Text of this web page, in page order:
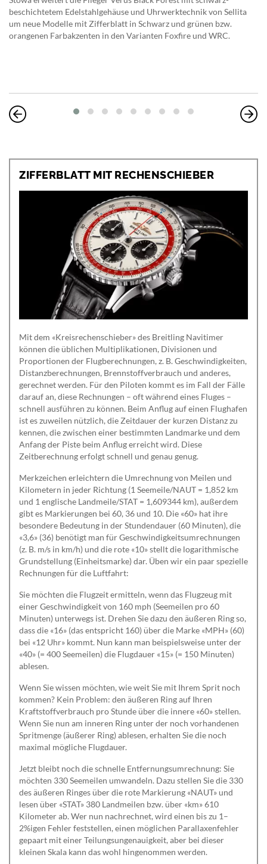
beschichtetem Edelstahlgehäuse und Uhrwerktechnik von Sellita
um neue Modelle mit Zifferblatt in Schwarz und grünen bzw.
orangenen Farbakzenten in den Varianten Foxfire und WRC.
ZIFFERBLATT MIT RECHENSCHIEBER
Mit dem «Kreisrechenschieber» des Breitling Navitimer
können die üblichen Multiplikationen, Divisionen und
Proportionen der Flugberechnungen, z. B. Geschwindigkeiten,
Distanzberechnungen, Brennstoffverbrauch und anderes,
gerechnet werden. Für den Piloten kommt es im Fall der Fälle
darauf an, diese Rechnungen – oft während eines Fluges –
schnell ausführen zu können. Beim Anflug auf einen Flughafen
ist es zuweilen nützlich, die Zeitdauer der kurzen Distanz zu
kennen, die zwischen einer bestimmten Landmarke und dem
Anfang der Piste beim Anflug erreicht wird. Diese
Zeitberechnung erfolgt schnell und genau genug.
Merkzeichen erleichtern die Umrechnung von Meilen und
Kilometern in jeder Richtung (1 Seemeile/NAUT = 1,852 km
und 1 englische Landmeile/STAT = 1,609344 km), außerdem
gibt es Markierungen bei 60, 36 und 10. Die «60» hat ihre
besondere Bedeutung in der Stundendauer (60 Minuten), die
«3,6» (36) benötigt man für Geschwindigkeitsumrechnungen
(z. B. m/s in km/h) und die rote «10» stellt die logarithmische
Grundstellung (Einheitsmarke) dar. Üben wir ein paar spezielle
Rechnungen für die Luftfahrt:
Sie möchten die Flugzeit ermitteln, wenn das Flugzeug mit
einer Geschwindigkeit von 160 mph (Seemeilen pro 60
Minuten) unterwegs ist. Drehen Sie dazu den äußeren Ring so,
dass die «16» (das entspricht 160) über die Marke «MPH» (60)
bei «12 Uhr» kommt. Nun kann man beispielsweise unter der
«40» (= 400 Seemeilen) die Flugdauer «15» (= 150 Minuten)
ablesen.
Wenn Sie wissen möchten, wie weit Sie mit Ihrem Sprit noch
kommen? Kein Problem: den äußeren Ring auf Ihren
Kraftstoffverbrauch pro Stunde über die innere «60» stellen.
Wenn Sie nun am inneren Ring unter der noch vorhandenen
Spritmenge (äußerer Ring) ablesen, erhalten Sie die noch
maximal mögliche Flugdauer.
Jetzt bleibt noch die schnelle Entfernungsumrechnung: Sie
möchten 330 Seemeilen umwandeln. Dazu stellen Sie die 330
des äußeren Ringes über die rote Markierung «NAUT» und
lesen über «STAT» 380 Landmeilen bzw. über «km» 610
Kilometer ab. Wer nun nachrechnet, wird einen bis zu 1–
2%igen Fehler feststellen, einen möglichen Parallaxenfehler
gepaart mit einer Teilungsungenauigkeit, aber bei dieser
kleinen Skala kann das wohl hingenommen werden.